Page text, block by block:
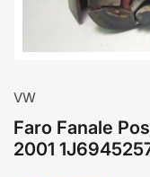
VW
Faro Fanale
2001